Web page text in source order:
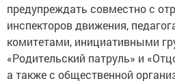
предупреждать совместно с
инспекторов движения,
комитетами, инициативными
«Родительский патруль» и
а также с общественной